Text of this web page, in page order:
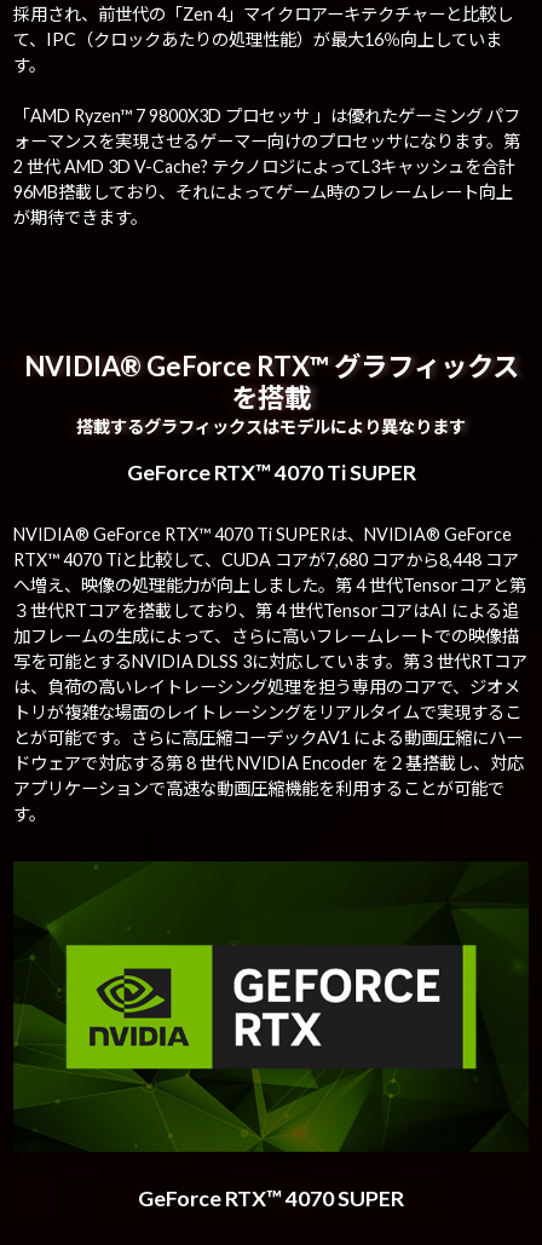
採用され、前世代の「Zen 4」マイクロアーキテクチャーと比較し
て、IPC（クロックあたりの処理性能）が最大16％向上していま
す。
「AMD Ryzen™ 7 9800X3D プロセッサ 」は優れたゲーミング パフ
ォーマンスを実現させるゲーマー向けのプロセッサになります。第
2 世代 AMD 3D V-Cache? テクノロジによってL3キャッシュを合計
96MB搭載しており、それによってゲーム時のフレームレート向上
が期待できます。
NVIDIA® GeForce RTX™ グラフィックス
を搭載
搭載するグラフィックスはモデルにより異なります
GeForce RTX™ 4070 Ti SUPER
NVIDIA® GeForce RTX™ 4070 Ti SUPERは、NVIDIA® GeForce
RTX™ 4070 Tiと比較して、CUDA コアが7,680 コアから8,448 コア
へ増え、映像の処理能力が向上しました。第 4 世代Tensorコアと第
３世代RTコアを搭載しており、第 4 世代TensorコアはAI による追
加フレームの生成によって、さらに高いフレームレートでの映像描
写を可能とするNVIDIA DLSS 3に対応しています。第３世代RTコア
は、負荷の高いレイトレーシング処理を担う専用のコアで、ジオメ
トリが複雑な場面のレイトレーシングをリアルタイムで実現するこ
とが可能です。さらに高圧縮コーデックAV1 による動画圧縮にハー
ドウェアで対応する第 8 世代 NVIDIA Encoder を２基搭載し、対応
アプリケーションで高速な動画圧縮機能を利用することが可能で
す。
GeForce RTX™ 4070 SUPER